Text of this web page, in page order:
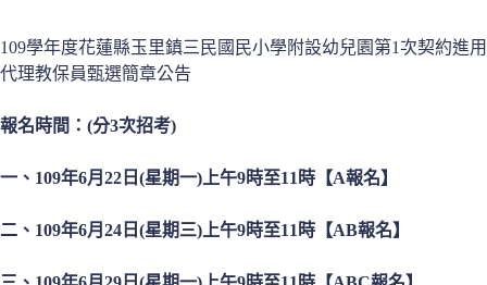
109學年度花蓮縣玉里鎮三民國民小學附設幼兒園第1次契約進用
代理教保員甄選簡章公告
報名時間：(分3次招考)
一、 109年6月22日(星期一)上午9時至11時【A報名】
二、109年6月24日(星期三) 上午9時至11時【AB報名】